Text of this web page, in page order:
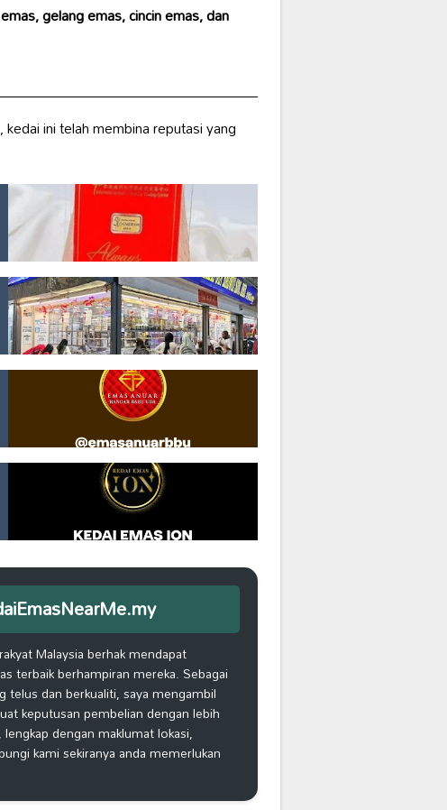
gelang emas, cincin emas, dan
ini telah membina reputasi yang
Malaysia berhak mendapat
terbaik berhampiran mereka. Sebagai
telus dan berkualiti, saya mengambil
keputusan pembelian dengan lebih
dengan maklumat lokasi,
kami sekiranya anda memerlukan